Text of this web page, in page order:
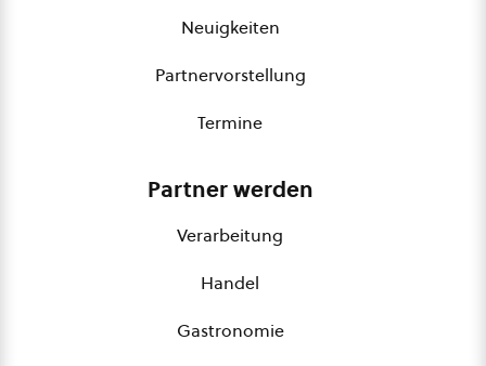
Neuigkeiten
Partnervorstellung
Termine
Partner werden
Verarbeitung
Handel
Gastronomie